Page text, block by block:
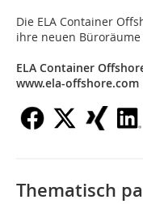
Die ELA Container
ihre neuen
ELA Container
www.ela-offshore.com
Thematisch